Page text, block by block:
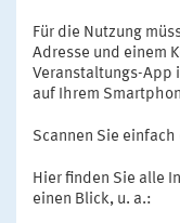
Für die Nutzung
Adresse und einem
Veranstaltungs-App
auf Ihrem
Scannen Sie
Hier finden Sie alle
einen Blick, u. a.: